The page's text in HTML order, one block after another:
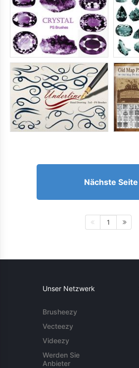
Nächste Seite
1
Unser Netzwerk
Brusheezy
Vecteezy
Videezy
Werden Sie
Anbieter